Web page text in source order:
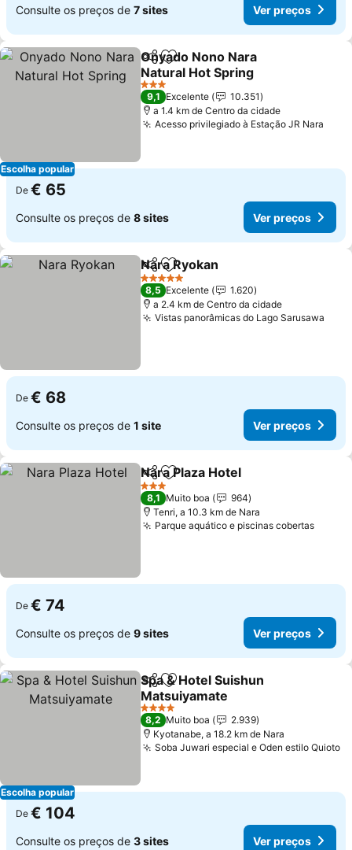
Consulte os preços de 7 sites Ver preços
Escolha popular
PartilharAdicionar aos favoritos
Onyado Nono Nara
Natural Hot Spring
Ver preços
3 Estrelas
9,1 Excelente
10.351
a 1.4 km de Centro da cidade
Acesso privilegiado à Estação JR Nara
De € 65
Consulte os preços de 8 sites Ver preços
PartilharAdicionar aos favoritos
Nara Ryokan
5 Estrelas
8,5 Excelente
1.620
a 2.4 km de Centro da cidade
Vistas panorâmicas do Lago Sarusawa
De € 68
Consulte os preços de 1 site Ver preços
PartilharAdicionar aos favoritos
Nara Plaza Hotel
3 Estrelas
8,1 Muito boa
964
Tenri, a 10.3 km de Nara
Parque aquático e piscinas cobertasVer
De € 74
Consulte os preços de 9 sites Ver preços
Escolha popular
PartilharAdicionar aos favoritos
Spa & Hotel Suishun
Matsuiyamate
Ver preços
4 Estrelas
8,2 Muito boa
2.939
Kyotanabe, a 18.2 km de Nara
Soba Juwari especial e Oden estilo Quioto
De € 104
Consulte os preços de 3 sites Ver preços